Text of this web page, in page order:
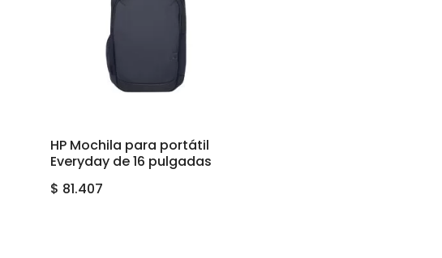
HP Mochila para portátil
Everyday de 16 pulgadas
$ 81.407